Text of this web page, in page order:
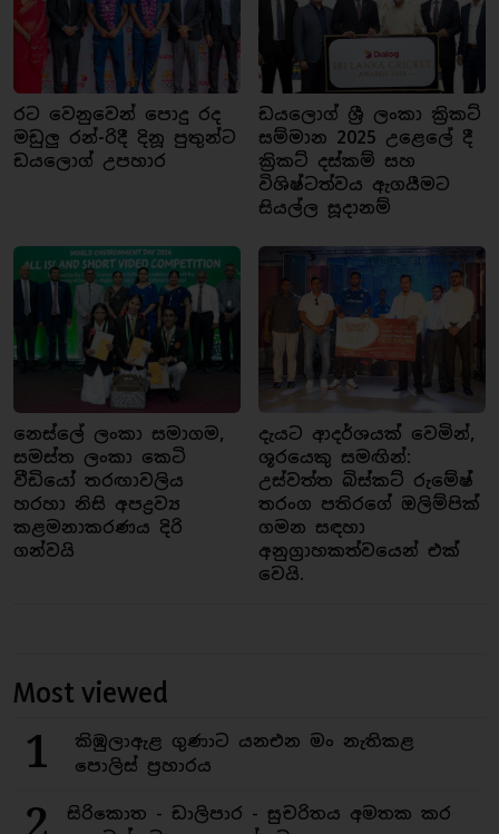
රට වෙනුවෙන් පොදු රද
මඩුලු රන්-රිදී දිනූ පුතුන්ට
ඩයලොග් උපහාර
ඩයලොග් ශ්‍රී ලංකා ක්‍රිකට්
සම්මාන 2025 උළෙලේ දී
ක්‍රිකට් දස්කම් සහ
විශිෂ්ටත්වය ඇගයීමට
සියල්ල සූදානම්
නෙස්ලේ ලංකා සමාගම,
සමස්ත ලංකා කෙටි
වීඩියෝ තරඟාවලිය
හරහා නිසි අපද්‍රව්‍ය
කළමනාකරණය දිරි
ගන්වයි
දැයට ආදර්ශයක් වෙමින්,
ශූරයෙකු සමඟින්:
උස්වත්ත බිස්කට් රුමේෂ්
තරංග පතිරගේ ඔලිම්පික්
ගමන සඳහා
අනුග්‍රාහකත්වයෙන් එක්
වෙයි.
Most viewed
1
කිඹුලාඇළ ගුණාට යනඑන මං නැතිකළ
පොලිස් ප්‍රහාරය
සිරිකොත - ඩාලිපාර - සුචරිතය අමතක කර